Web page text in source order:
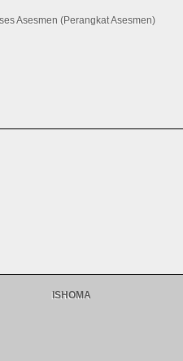
Asesmen (Perangkat Asesmen)
ISHOMA